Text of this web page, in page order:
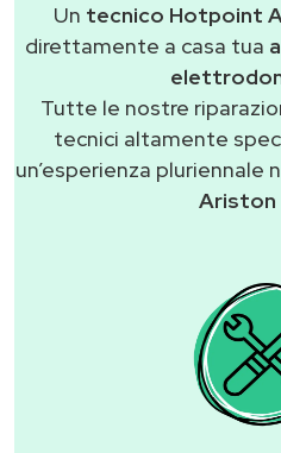
Un tecnico Hotpoint
direttamente a casa tua
Tutte le nostre
tecnici altamente
un’esperienza pluriennale
Ariston